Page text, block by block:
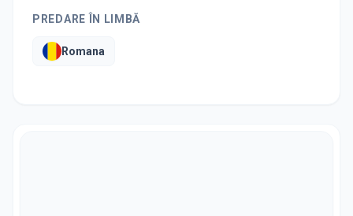
PREDARE ÎN LIMBĂ
Romana